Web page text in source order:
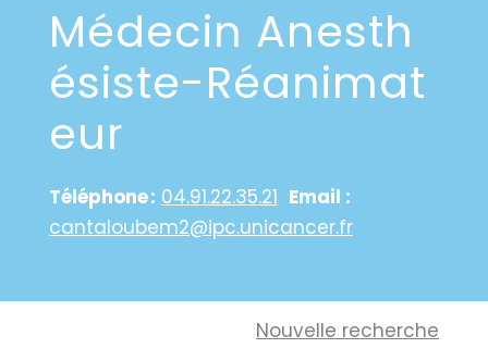
Médecin Anesth
Ésiste-Réanimat
Eur
Téléphone : 04.91.22.35.21 Email :
cantaloubem2@ipc.unicancer.fr
Nouvelle recherche